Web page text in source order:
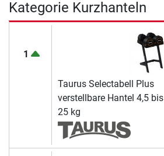
Kategorie Kurzhanteln
1
Taurus Selectabell Plus
verstellbare Hantel 4,5 bis
25 kg